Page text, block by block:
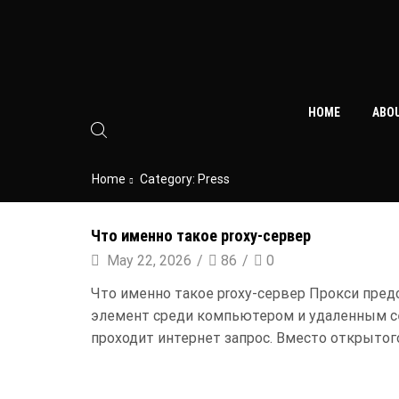
HOME
Home Category: Press
Что именно такое proxy-сервер
May 22, 2026 / 86 /
0
Что именно такое proxy-сервер Прокси
элемент среди компьютером и удаленным
проходит интернет запрос. Вместо